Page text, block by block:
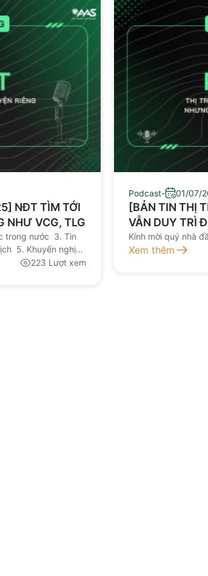
NĐT TÌM TỚI
NHƯ VCG, TLG
trong nước 3. Tin
5. Khuyến nghị
tin thị trường hôm
223 Lượt xem
Podcast- 01/07/
[BẢN TIN THỊ
VẪN DUY TRÌ
CÓ XU
Kính mời quý nhà
Xem thêm